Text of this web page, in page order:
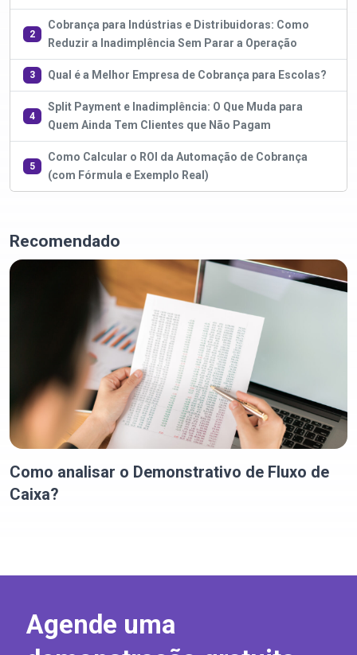
2
Cobrança para Indústrias e Distribuidoras: Como
Reduzir a Inadimplência Sem Parar a Operação
3 Qual é a Melhor Empresa de Cobrança para Escolas?
4
Split Payment e Inadimplência: O Que Muda para
Quem Ainda Tem Clientes que Não Pagam
5
Como Calcular o ROI da Automação de Cobrança
(com Fórmula e Exemplo Real)
Recomendado
Como analisar o Demonstrativo de Fluxo de
Caixa?
Agende uma